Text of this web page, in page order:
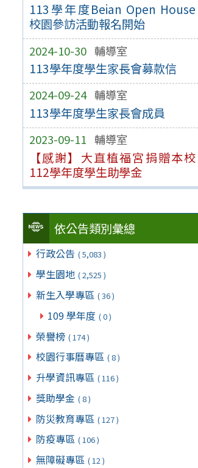
113學年度Beian Open House
校園參訪活動報名開始
2024-10-30 輔導室
113學年度學生家長會募款信
2024-09-24 輔導室
113學年度學生家長會成員
2023-09-11 輔導室
【感謝】大直植福宮捐贈本校
112學年度學生助學金
依公告類別彙總
行政公告 ( 5,083 )
學生園地 ( 2,525 )
新生入學專區 ( 36 )
109 學年度 ( 0 )
榮譽榜 ( 174 )
校園行事曆專區 ( 8 )
升學資訊專區 ( 116 )
獎助學金 ( 8 )
防災教育專區 ( 127 )
防疫專區 ( 106 )
無障礙專區 ( 12 )